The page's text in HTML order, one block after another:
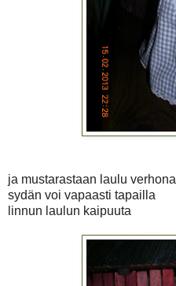
ja mustarastaan laulu verhona
sydän voi vapaasti tapailla
linnun laulun kaipuuta